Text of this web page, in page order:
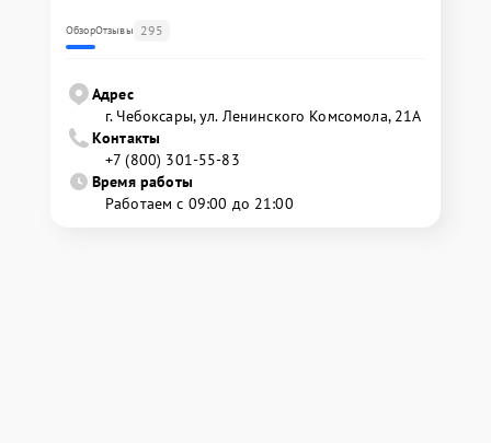
ОбзорОтзывы 295
Адрес
г. Чебоксары, ул. Ленинского Комсомола, 21А
Контакты
+7 (800) 301-55-83
Время работы
Работаем с 09:00 до 21:00